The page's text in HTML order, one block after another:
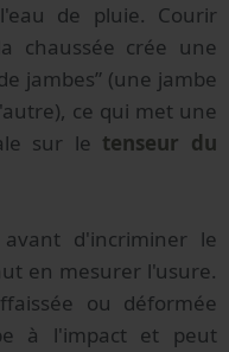
de pluie. Courir
chaussée crée une
jambes” (une jambe
ce qui met une
sur le tenseur du
d'incriminer le
en mesurer l'usure.
ou déformée
à l'impact et peut